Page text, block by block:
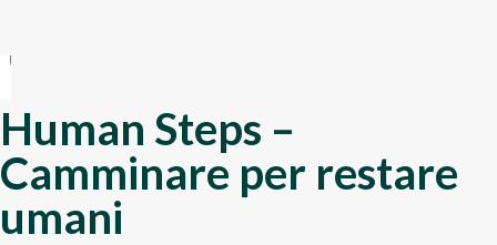
Human Steps –
Camminare per restare
umani